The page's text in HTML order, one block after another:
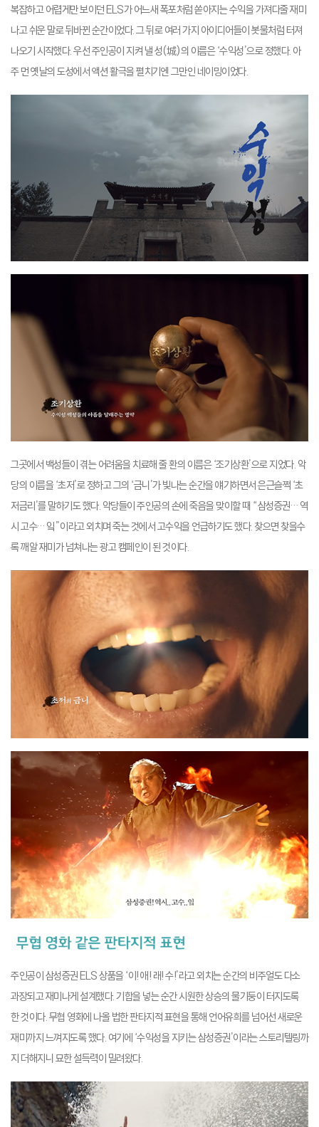
복잡하고 어렵게만 보이던 ELS가 어느새 폭포처럼 쏟아지는 수익을 가져다줄 재미
나고 쉬운 말로 뒤바뀐 순간이었다. 그 뒤로 여러 가지 아이디어들이 봇물처럼 터져
나오기 시작했다. 우선 주인공이 지켜 낼 성(城)의 이름은 ‘수익성’으로 정했다. 아
주 먼 옛날의 도성에서 액션 활극을 펼치기엔 그만인 네이밍이었다.
그곳에서 백성들이 겪는 어려움을 치료해 줄 환의 이름은 ‘조기상환’으로 지었다. 악
당의 이름을 ‘초저’로 정하고 그의 ‘금니’가 빛나는 순간을 얘기하면서 은근슬쩍 ‘초
저금리’를 말하기도 했다. 악당들이 주인공의 손에 죽음을 맞이할 때 “삼성증권… 역
시 고수… 잌”이라고 외치며 죽는 것에서 고수익을 언급하기도 했다. 찾으면 찾을수
록 깨알 재미가 넘쳐나는 광고 캠페인이 된 것이다.
주인공이 삼성증권 ELS 상품을 ‘이! 애! 래! 수!’라고 외치는 순간의 비주얼도 다소
과장되고 재미나게 설계했다. 기합을 넣는 순간 시원한 상승의 물기둥이 터지도록
한 것이다. 무협 영화에 나올 법한 판타지적 표현을 통해 언어유희를 넘어선 새로운
재미까지 느껴지도록 했다. 여기에 ‘수익성을 지키는 삼성증권’이라는 스토리텔링까
지 더해지니 묘한 설득력이 밀려왔다.